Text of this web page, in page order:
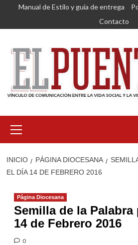
Saltar
contenido
Manual de Estilo y guía de entrega
Contacto
primario
INICIO PÁGINA DIOCESANA
EL DÍA 14 DE FEBRERO 2016
Página Diocesana
Semilla de la Palabra
14 de Febrero 2016
0